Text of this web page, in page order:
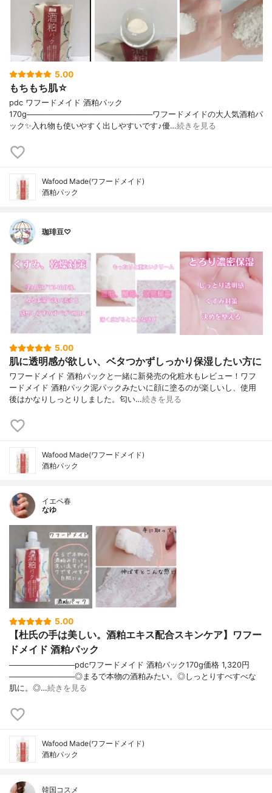
5.00
もちもち肌☆
pdc ワフードメイド 酒粕パック
170g───────────────────────ワフードメイドの大人気酒粕パ
ック✨入れ物も使いやすく出しやすいです♪優…続きを見る
Wafood Made(ワフードメイド)
酒粕パック
珈琲豆♡
5.00
肌に透明感が欲しい、ベタつかずしっかり保湿したい方に
ワフードメイド 酒粕パックと一緒に新発売の化粧水もレビュー！ワフ
ードメイド 酒粕パック泥パックみたいに顔に塗るのが楽しいし、使用
後はかなりしっとりしました。匂い…続きを見る
Wafood Made(ワフードメイド)
酒粕パック
イエベ春
なゆ
5.00
【杜氏の手は美しい。酒粕エキス配合スキンケア】ワフー
ドメイド 酒粕パック
────────────pdcワフードメイド 酒粕パック170g価格 1,320円
────────────◎まるで本物の酒粕みたい。◎しっとりすべすべな
肌に。◎…続きを見る
Wafood Made(ワフードメイド)
酒粕パック
韓国コスメ